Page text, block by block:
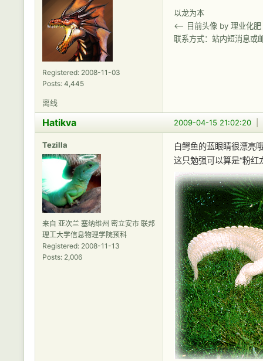
Registered: 2008-11-03
Posts: 4,445
以龙为本
<-- 目前头像 by 理业化肥
联系方式：站内短消息或
离线
2009-04-15 21:02:20
Hatikva
Tezilla
来自 亚次兰 塞纳维州 密立安市 联邦
理工大学信息物理学院预科
Registered: 2008-11-13
Posts: 2,006
白鳄鱼的蓝眼睛很漂亮
这只勉强可以算是“粉红